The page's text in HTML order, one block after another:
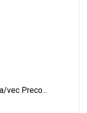
vec Preco...